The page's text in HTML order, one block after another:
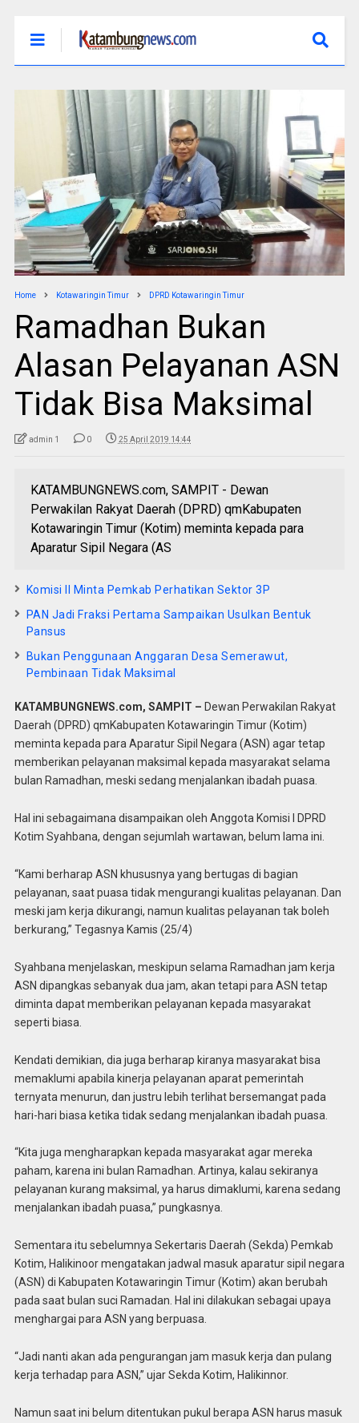
Home Kotawaringin Timur DPRD Kotawaringin Timur
Ramadhan Bukan
Alasan Pelayanan ASN
Tidak Bisa Maksimal
admin 1 0 25 April 2019 14:44
KATAMBUNGNEWS.com, SAMPIT - Dewan
Perwakilan Rakyat Daerah (DPRD) qmKabupaten
Kotawaringin Timur (Kotim) meminta kepada para
Aparatur Sipil Negara (AS
Komisi II Minta Pemkab Perhatikan Sektor 3P
PAN Jadi Fraksi Pertama Sampaikan Usulkan Bentuk
Pansus
Bukan Penggunaan Anggaran Desa Semerawut,
Pembinaan Tidak Maksimal
KATAMBUNGNEWS.com, SAMPIT – Dewan Perwakilan Rakyat
Daerah (DPRD) qmKabupaten Kotawaringin Timur (Kotim)
meminta kepada para Aparatur Sipil Negara (ASN) agar tetap
memberikan pelayanan maksimal kepada masyarakat selama
bulan Ramadhan, meski sedang menjalankan ibadah puasa.
Hal ini sebagaimana disampaikan oleh Anggota Komisi I DPRD
Kotim Syahbana, dengan sejumlah wartawan, belum lama ini.
“Kami berharap ASN khususnya yang bertugas di bagian
pelayanan, saat puasa tidak mengurangi kualitas pelayanan. Dan
meski jam kerja dikurangi, namun kualitas pelayanan tak boleh
berkurang,” Tegasnya Kamis (25/4)
Syahbana menjelaskan, meskipun selama Ramadhan jam kerja
ASN dipangkas sebanyak dua jam, akan tetapi para ASN tetap
diminta dapat memberikan pelayanan kepada masyarakat
seperti biasa.
Kendati demikian, dia juga berharap kiranya masyarakat bisa
memaklumi apabila kinerja pelayanan aparat pemerintah
ternyata menurun, dan justru lebih terlihat bersemangat pada
hari-hari biasa ketika tidak sedang menjalankan ibadah puasa.
“Kita juga mengharapkan kepada masyarakat agar mereka
paham, karena ini bulan Ramadhan. Artinya, kalau sekiranya
pelayanan kurang maksimal, ya harus dimaklumi, karena sedang
menjalankan ibadah puasa,” pungkasnya.
Sementara itu sebelumnya Sekertaris Daerah (Sekda) Pemkab
Kotim, Halikinoor mengatakan jadwal masuk aparatur sipil negara
(ASN) di Kabupaten Kotawaringin Timur (Kotim) akan berubah
pada saat bulan suci Ramadan. Hal ini dilakukan sebagai upaya
menghargai para ASN yang berpuasa.
“Jadi nanti akan ada pengurangan jam masuk kerja dan pulang
kerja terhadap para ASN,” ujar Sekda Kotim, Halikinnor.
Namun saat ini belum ditentukan pukul berapa ASN harus masuk